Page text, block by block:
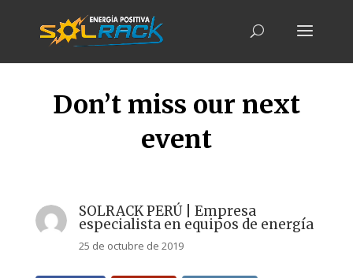
Don’t miss our next
event
SOLRACK PERÚ | Empresa
especialista en equipos de energía
25 de octubre de 2019